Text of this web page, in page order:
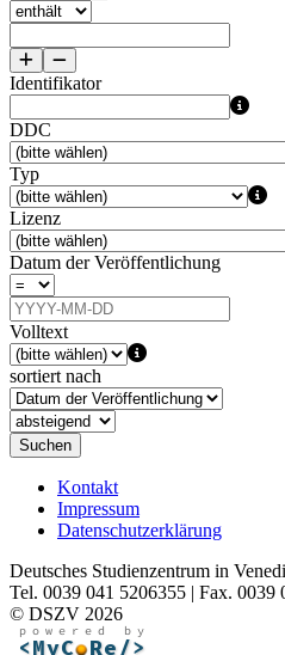
Identifikator
DDC
Typ
Lizenz
Datum der Veröffentlichung
Volltext
sortiert nach
Suchen
Kontakt
Impressum
Datenschutzerklärung
Deutsches Studienzentrum in
Tel. 0039 041 5206355 | Fax. 0039
© DSZV 2026